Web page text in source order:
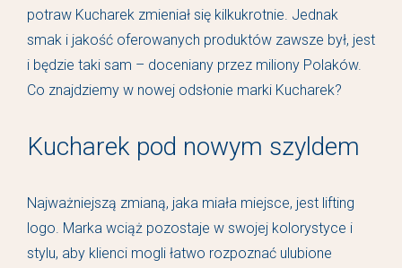
potraw Kucharek zmieniał się kilkukrotnie. Jednak
smak i jakość oferowanych produktów zawsze był, jest
i będzie taki sam – doceniany przez miliony Polaków.
Co znajdziemy w nowej odsłonie marki Kucharek?
Kucharek pod nowym szyldem
Najważniejszą zmianą, jaka miała miejsce, jest lifting
logo. Marka wciąż pozostaje w swojej kolorystyce i
stylu, aby klienci mogli łatwo rozpoznać ulubione